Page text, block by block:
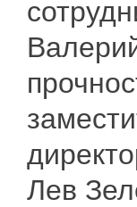
Лев